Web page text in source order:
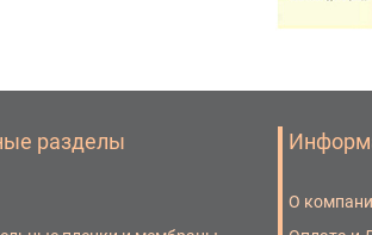
разделы
О